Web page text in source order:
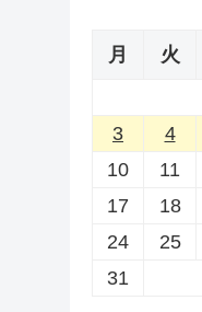
月
火
3
4
10
11
17
18
24
25
31